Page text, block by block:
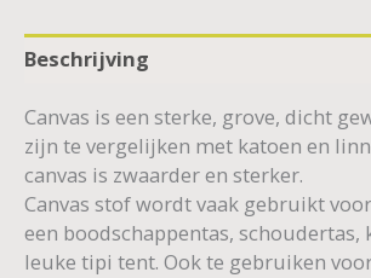
Beschrijving
Canvas is een sterke, grove, dicht
zijn te vergelijken met katoen en
canvas is zwaarder en sterker.
Canvas stof wordt vaak gebruikt
een boodschappentas, schoudertas,
leuke tipi tent. Ook te gebruiken